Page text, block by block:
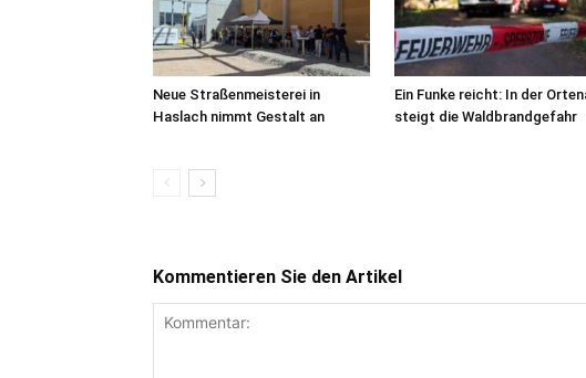
Neue Straßenmeisterei in
Haslach nimmt Gestalt an
Ein Funke reicht: In der
steigt die Waldbrandgefahr
Kommentieren Sie den Artikel